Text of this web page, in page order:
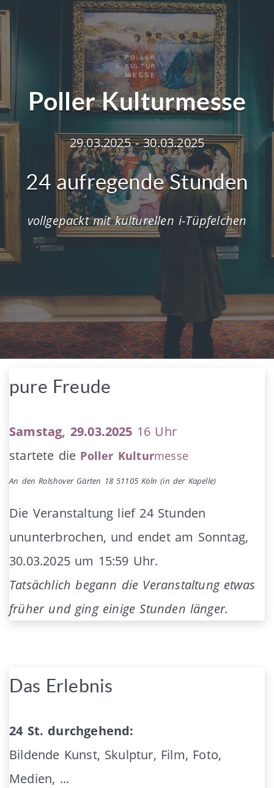
Poller Kulturmesse
29.03.2025 - 30.03.2025
24 aufregende Stunden
vollgepackt mit kulturellen i-Tüpfelchen
pure Freude
Samstag, 29.03.2025 16 Uhr
startete die Poller Kulturmesse
An den Rolshover Gärten 18 51105 Köln (in der Kapelle)
Die Veranstaltung lief 24 Stunden
ununterbrochen, und endet am Sonntag,
30.03.2025 um 15:59 Uhr.
Tatsächlich begann die Veranstaltung etwas
früher und ging einige Stunden länger.
Das Erlebnis
24 St. durchgehend:
Bildende Kunst, Skulptur, Film, Foto,
Medien, ...